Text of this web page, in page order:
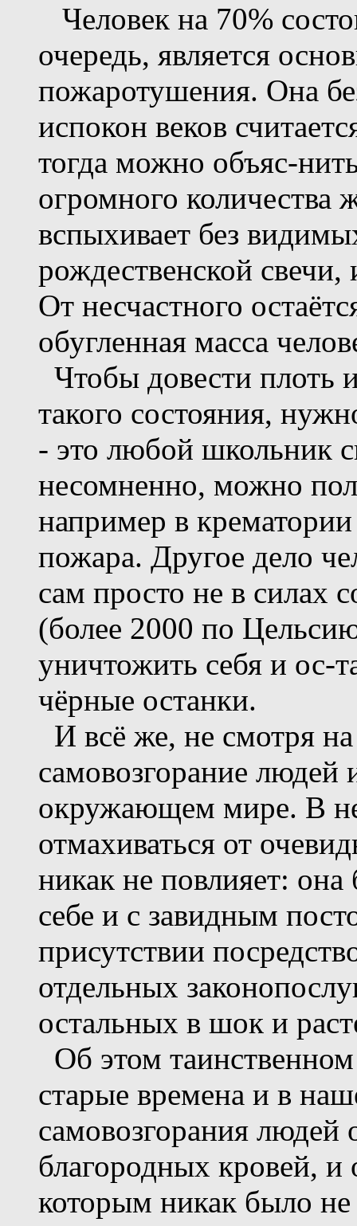
Человек на 70%
очередь, является
пожаротушения. Она
испокон веков
тогда можно объяс-
огромного количества
вспыхивает без
рождественской
От несчастного
обугленная масса
Чтобы довести плоть
такого состояния,
- это любой школьник
несомненно, можно
например в
пожара. Другое дело
сам просто не в силах
(более 2000 по
уничтожить себя и ос-
чёрные останки.
И всё же, не смотря
самовозгорание людей
окружающем мире. В
отмахиваться от
никак не повлияет: она
себе и с завидным
присутствии
отдельных
остальных в шок и
Об этом
старые времена и в
самовозгорания людей
благородных кровей,
которым никак было не